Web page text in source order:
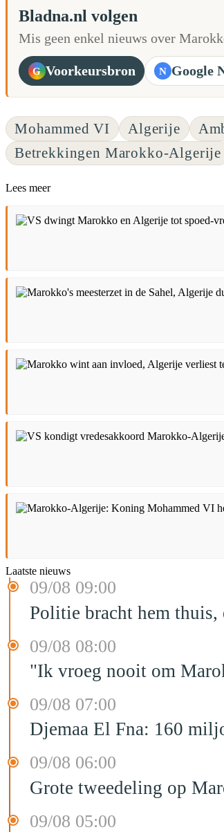
Bladna.nl volgen
Mis geen enkel nieuws over
G Voorkeursbron N Google
Mohammed VI Algerije
Betrekkingen Marokko-Algerije
Lees meer
Laatste nieuws
09/08 09:00
Politie bracht hem thuis,
09/08 08:00
"Ik vroeg nooit om
09/08 07:00
Djemaa El Fna: 160
09/08 06:00
Grote tweedeling op
09/08 05:00